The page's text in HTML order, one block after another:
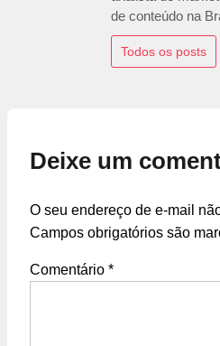
de conteúdo na
Todos os posts
Deixe um
O seu endereço de e-mail
Campos obrigatórios são
Comentário *